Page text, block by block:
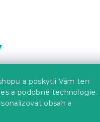
a poskytli Vám ten
a podobné technologie.
obsah a
na pokojovou